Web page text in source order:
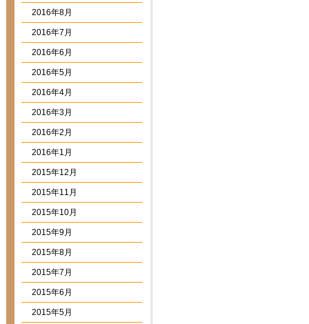
2016年8月
2016年7月
2016年6月
2016年5月
2016年4月
2016年3月
2016年2月
2016年1月
2015年12月
2015年11月
2015年10月
2015年9月
2015年8月
2015年7月
2015年6月
2015年5月